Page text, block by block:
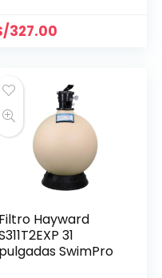
327.00
Filtro Hayward
31
pulgadas SwimPro